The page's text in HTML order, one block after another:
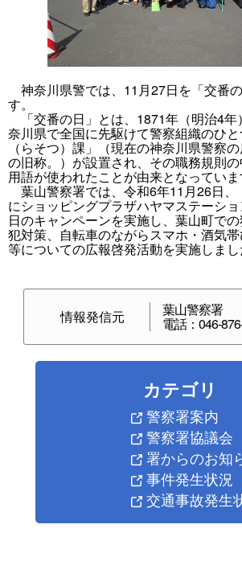
神奈川県警では、11月27日を「交番
す。
「交番の日」とは、1871年（明治4年
奈川県で全国に先駆けて警察組織のひ
（らそつ）課」（現在の神奈川県警察
の旧称。）が設置され、その職務規則
用語が使われたことが由来となっていま
葉山警察署では、令和6年11月26日、
にショッピングプラザハヤマステーシ
日のキャンペーンを実施し、葉山町で
犯対策、自転車のながらスマホ・酒気
等についての広報啓発活動を実施しまし
情報発信元 葉山警察署
電話：046-
カテゴリ
警察署案内
警察署協議会
署からのお知
事件発生状況
交通事故発生